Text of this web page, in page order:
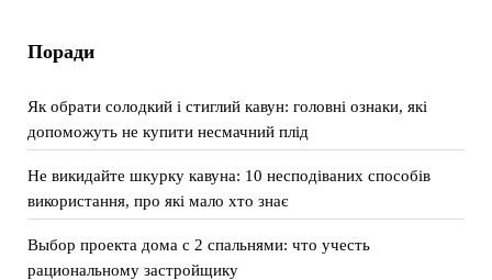
Поради
Як обрати солодкий і стиглий кавун: головні ознаки, які
допоможуть не купити несмачний плід
Не викидайте шкурку кавуна: 10 несподіваних способів
використання, про які мало хто знає
Выбор проекта дома с 2 спальнями: что учесть
рациональному застройщику